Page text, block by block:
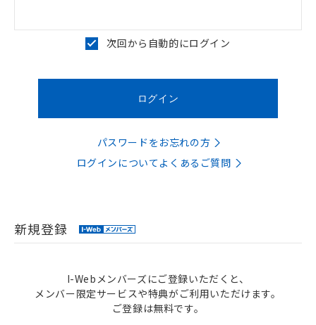
次回から自動的にログイン
パスワードをお忘れの方
ログインについてよくあるご質問
新規登録
I-Webメンバーズにご登録いただくと、
メンバー限定サービスや特典がご利用いただけます。
ご登録は無料です。